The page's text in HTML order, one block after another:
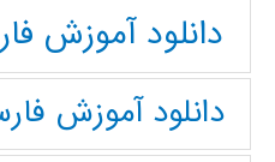
دانلود آموزش
دانلود آموزش